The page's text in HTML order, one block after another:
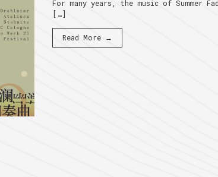
For many years, the music of Summer
[…]
Read More →